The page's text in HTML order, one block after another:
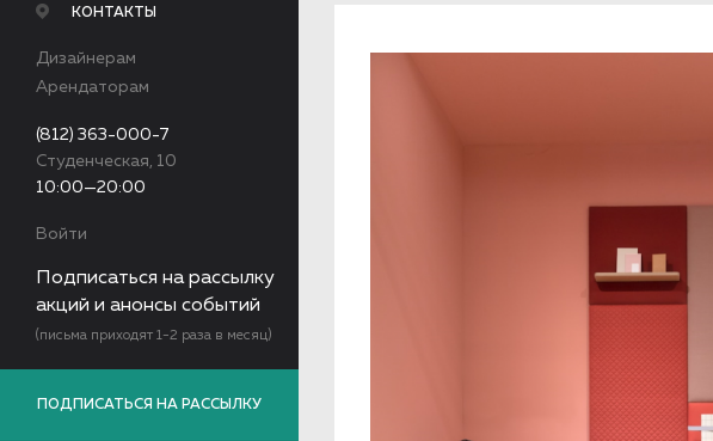
КОНТАКТЫ
Дизайнерам
Арендаторам
(812) 363-000-7
Студенческая, 10
10:00—20:00
Войти
Подписаться на рассылку
акций и анонсы событий
(письма приходят 1-2 раза в месяц)
ПОДПИСАТЬСЯ НА РАССЫЛКУ